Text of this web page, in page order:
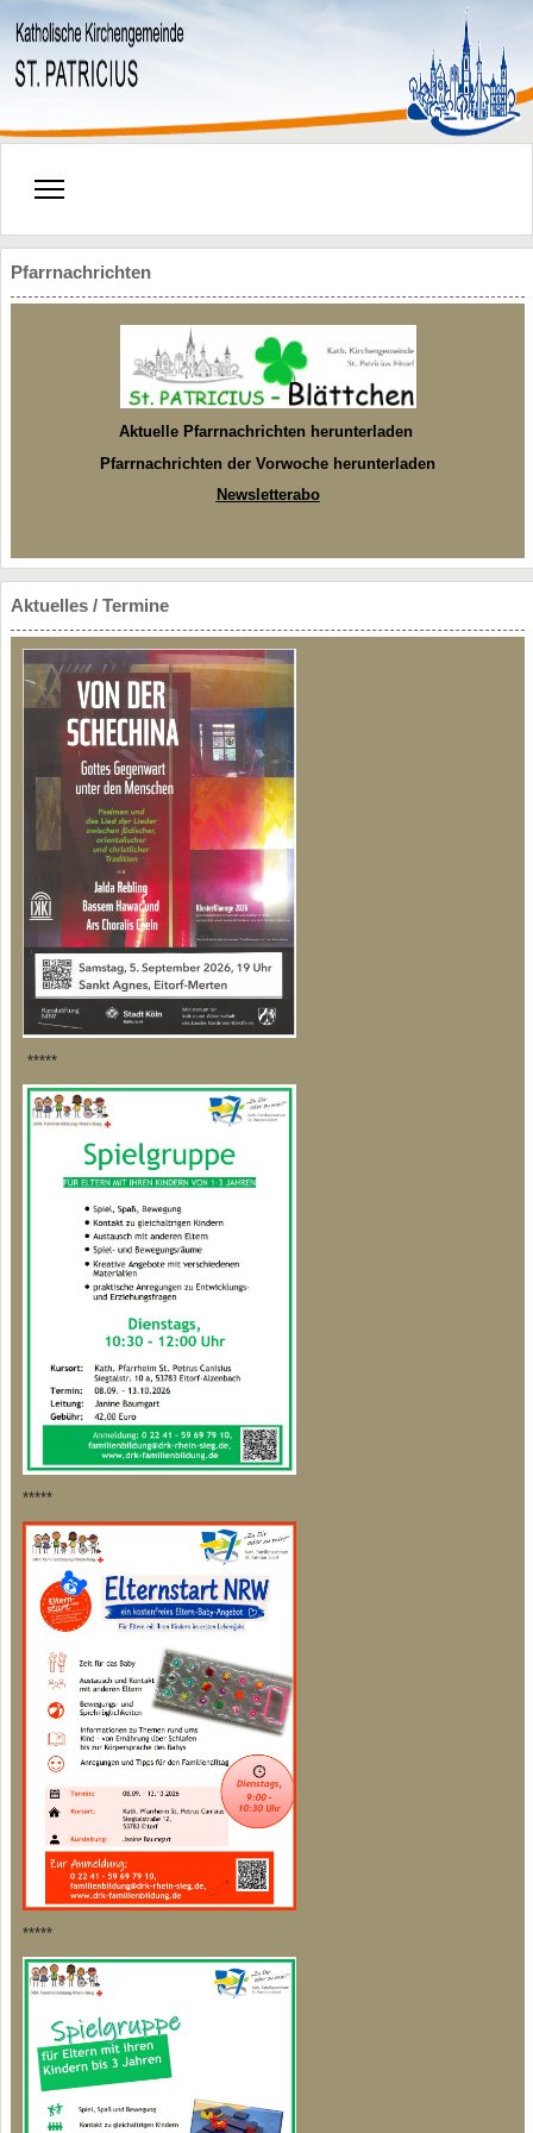
Pfarrnachrichten
Aktuelle Pfarrnachrichten herunterladen
Pfarrnachrichten der Vorwoche herunterladen
Newsletterabo
Aktuelles / Termine
*****
*****
*****